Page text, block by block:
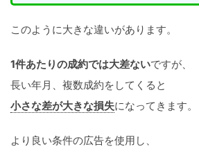
このように大きな違いがあります。
1件あたりの成約では大差ないですが、
長い年月、複数成約をしてくると
小さな差が大きな損失になってきます。
より良い条件の広告を使用し、